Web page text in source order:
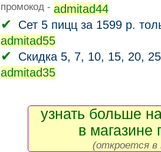
промокод - admitad44
Сет 5 пицц за 1599 р.
admitad55
Скидка 5, 7, 10, 15, 20,
admitad35
узнать больше
в магазине
(откроется в